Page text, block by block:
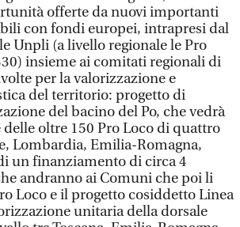
offerte da nuovi importanti
con fondi europei, intrapresi dal
Unpli (a livello regionale le Pro
insieme ai comitati regionali di
per la valorizzazione e
del territorio: progetto di
del bacino del Po, che vedrà
oltre 150 Pro Loco di quattro
Lombardia, Emilia-Romagna,
un finanziamento di circa 4
andranno ai Comuni che poi li
Loco e il progetto cosiddetto Linea
unitaria della dorsale